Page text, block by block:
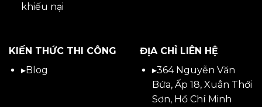
khiếu nại
KIẾN THỨC THI CÔNG
▸Blog
ĐỊA CHỈ LIÊN HỆ
▸364 Nguyễn Văn
Bứa, Ấp 18, Xuân Thới
Sơn, Hồ Chí Minh